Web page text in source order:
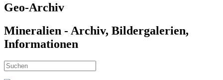
Geo-Archiv
Mineralien - Archiv, Bildergalerien,
Informationen